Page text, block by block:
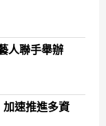
人聯手舉辦
加速推進多資